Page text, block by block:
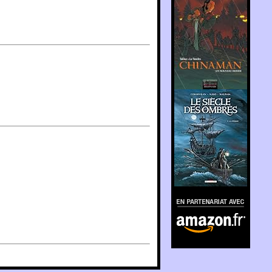
En partenariat avec
Amazon.fr